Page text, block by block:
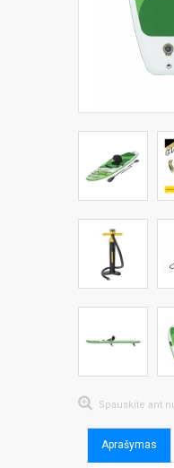
Spauskite ant
Aprašymas